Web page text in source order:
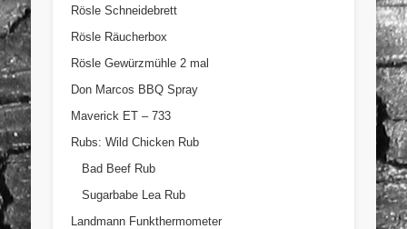
Rösle Schneidebrett
Rösle Räucherbox
Rösle Gewürzmühle 2 mal
Don Marcos BBQ Spray
Maverick ET – 733
Rubs: Wild Chicken Rub
Bad Beef Rub
Sugarbabe Lea Rub
Landmann Funkthermometer